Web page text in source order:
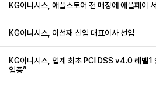
KG이니시스, 애플스토어 전 매장에 애플페이
KG이니시스, 이선재 신임 대표이사 선임
KG이니시스, 업계 최초 PCI DSS v4.0 레벨1
입증”